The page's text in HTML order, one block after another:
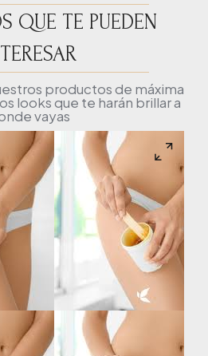
QUE TE PUEDEN
productos de máxima
looks que te harán brillar a
vayas